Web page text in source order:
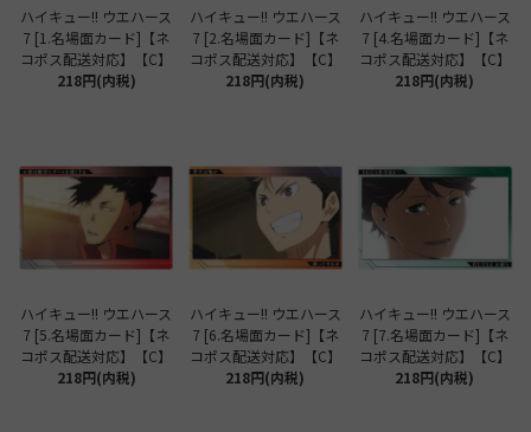
ハイキュー!! ウエハース
7 [1.名場面カード]【ネ
コポス配送対応】【C】
218円(内税)
ハイキュー!! ウエハース
7 [2.名場面カード]【ネ
コポス配送対応】【C】
218円(内税)
ハイキュー!! ウエハース
7 [4.名場面カード]【ネ
コポス配送対応】【C】
218円(内税)
ハイキュー!! ウエハース
7 [5.名場面カード]【ネ
コポス配送対応】【C】
218円(内税)
ハイキュー!! ウエハース
7 [6.名場面カード]【ネ
コポス配送対応】【C】
218円(内税)
ハイキュー!! ウエハース
7 [7.名場面カード]【ネ
コポス配送対応】【C】
218円(内税)